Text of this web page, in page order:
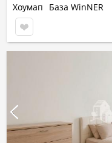
Хоумап
База WinNER